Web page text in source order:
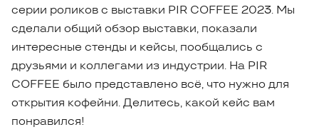
серии роликов с выставки PIR COFFEE 2023. Мы
сделали общий обзор выставки, показали
интересные стенды и кейсы, пообщались с
друзьями и коллегами из индустрии. На PIR
COFFEE было представлено всё, что нужно для
открытия кофейни. Делитесь, какой кейс вам
понравился!